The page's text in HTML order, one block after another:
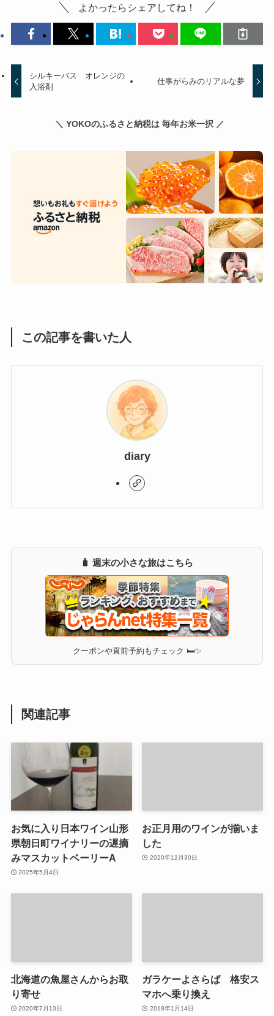
よかったらシェアしてね！
シルキーバス オレンジの
入浴剤
仕事がらみのリアルな夢
＼ YOKOのふるさと納税は 毎年お米一択 ／
この記事を書いた人
diary
🧳 週末の小さな旅はこちら
クーポンや直前予約もチェック 🛏✨
関連記事
お気に入り日本ワイン山形
県朝日町ワイナリーの遅摘
みマスカットベーリーA
2025年5月4日
お正月用のワインが揃いま
した
2020年12月30日
北海道の魚屋さんからお取
り寄せ
2020年7月13日
ガラケーよさらば 格安ス
マホへ乗り換え
2018年1月14日